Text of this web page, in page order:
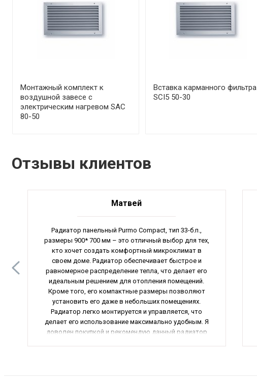
Монтажный комплект к
воздушной завесе с
электрическим нагревом SAC
80-50
Вставка карманного фильтра
SCI5 50-30
Отзывы клиентов
Матвей
Радиатор панельный Purmo Compact, тип 33-б.п.,
размеры 900* 700 мм – это отличный выбор для тех,
кто хочет создать комфортный микроклимат в
своем доме. Радиатор обеспечивает быстрое и
равномерное распределение тепла, что делает его
идеальным решением для отопления помещений.
Кроме того, его компактные размеры позволяют
установить его даже в небольших помещениях.
Радиатор легко монтируется и управляется, что
делает его использование максимально удобным. Я
доволен покупкой и рекомендую данный радиатор